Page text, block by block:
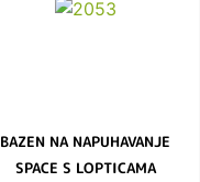
BAZEN NA NAPUHAVANJE
SPACE S LOPTICAMA